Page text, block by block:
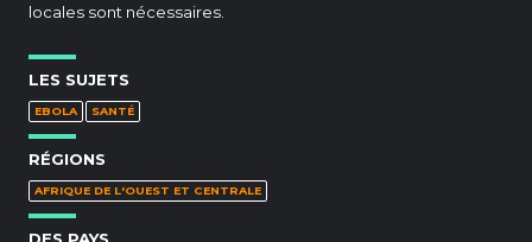
locales sont nécessaires.
LES SUJETS
EBOLA SANTÉ
RÉGIONS
AFRIQUE DE L'OUEST ET CENTRALE
DES PAYS